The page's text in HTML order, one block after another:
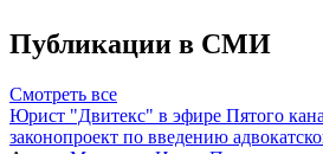
Публикации в СМИ
Смотреть все
Юрист "Двитекс" в эфире Пятого
законопроект по введению